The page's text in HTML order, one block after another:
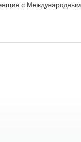
с Международным